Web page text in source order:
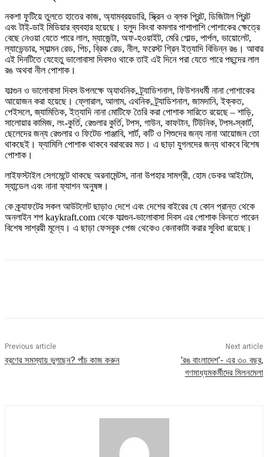
নকশা ফুটিয়ে তুলতে হাতের কাজ, অ্যামব্রয়ডারি, স্ক্রিন ও ব্লক প্রিন্ট, ডিজিটাল প্রিন্ট
এবং টাই-ডাই মিডিয়ার ব্যবহার হয়েছে। হলুদ কিংবা কমলার পাশাপাশি পোশাকের ক্ষেত্রে
বেছে নেওয়া যেতে পারে লাল, ম্যাজেন্টা, অফ-হওয়াইট, মেরি গোল্ড, পার্পল, ভায়োলেট,
ল্যাভেন্ডার, স্যাল্মন রেড, পিচ, ব্রিক রেড, নীল, ফরেস্ট গ্রিন ইত্যাদি বিভিন্ন রঙ। আবার
এই দিনটিতে যেহেতু ভালোবাসা দিবসও থাকে তাই এই দিনে পরা যেতে পারে পছন্দের লাল
রঙ অথবা নীল পোশাক।
ফাল্গুন ও ভালোবাসা দিবস উপলক্ষে অ্যাথনিক, ট্র্যাডিশনাল, ফিউশনধর্মী নানা পোশাকের
আয়োজন করা হয়েছে। ফ্লোরাল, আলাম, এথনিক, ট্র্যাডিশনাল, জামদানি, ইক্কত,
পেইসলে, জ্যামিতিক, ইত্যাদি নানা মোটিফে তৈরি করা পোশাক সারিতে রয়েছে – শাড়ি,
সালোয়ার কামিজ, লং-কুর্তি, রেগুলার কুর্তি, টপস, গাউন, কাফটান, টিউনিক, টপস-স্কার্ট,
ছেলেদের জন্য রেগুলার ও ফিটেড পাঞ্জাবি, শার্ট, কটি ও শিশুদের জন্য নানা আয়োজন তো
থাকছেই। ফ্যামিলি পোশাক থাকবে বরাবরের মত। এ ছাড়া যুগলদের জন্য থাকবে বিশেষ
পোশাক।
লাইফস্টাইল সেগমেন্টে থাকছে অরনামেন্টস, নানা উপহার সামগ্রী, হোম ডেকর আইটেম,
স্যান্ডেল এবং নানা ফ্যাশন অনুষঙ্গ।
কে ক্র্যাফটের সকল আউটলেট ছাড়াও দেশে এবং দেশের বাইরের যে কোন প্রান্ত থেকে
অনলাইন শপ kaykraft.com থেকে ফাল্গুন-ভালোবাসা দিবস এর পোশাক কিনতে পারেন
বিশেষ সাশ্রয়ী মূল্যে। এ ছাড়া ফেসবুক পেজ থেকেও কেনাকাটা করার সুবিধা রয়েছে।
Previous article
ব্রণের সমস্যায় ভুগছেন? পাঁচ কাজ করুন
Next article
‘রঙ বাংলাদেশ’- এর ৩০ বছর,
গণমাধ্যমকর্মীদের মিলনমেলা